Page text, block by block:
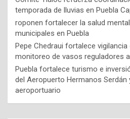
temporada de lluvias en Puebla
roponen fortalecer la salud
municipales en Puebla
Pepe Chedraui fortalece vigilancia
monitoreo de vasos reguladores
Puebla fortalece turismo e
del Aeropuerto Hermanos Serdán
aeroportuario